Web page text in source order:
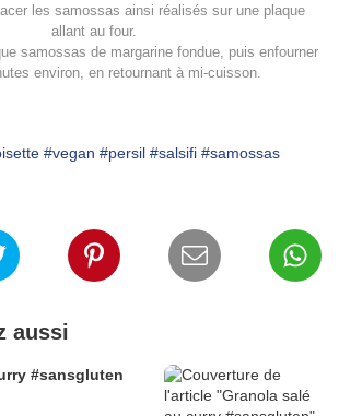
les samossas ainsi réalisés sur une plaque
allant au four.
samossas de margarine fondue, puis enfourner
environ, en retournant à mi-cuisson.
#vegan #persil #salsifi #samossas
aussi
#sansgluten